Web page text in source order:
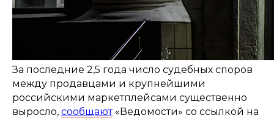
За последние 2,5 года число судебных споров
между продавцами и крупнейшими
российскими маркетплейсами существенно
выросло, сообщают«Ведомости» со ссылкой на